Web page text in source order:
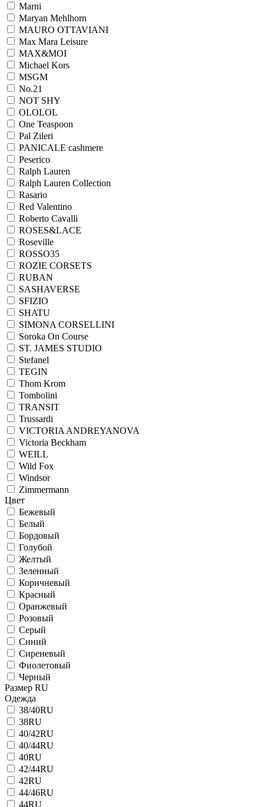
Marni
Maryan Mehlhorn
MAURO OTTAVIANI
Max Mara Leisure
MAX&MOI
Michael Kors
MSGM
No.21
NOT SHY
OLOLOL
One Teaspoon
Pal Zileri
PANICALE cashmere
Peserico
Ralph Lauren
Ralph Lаuren Collection
Rasario
Red Valentino
Roberto Cavalli
ROSES&LACE
Roseville
ROSSO35
ROZIE CORSETS
RUBAN
SASHAVERSE
SFIZIO
SHATU
SIMONA CORSELLINI
Soroka On Course
ST. JAMES STUDIO
Stefanel
TEGIN
Thom Krom
Tombolini
TRANSIT
Trussardi
VICTORIA ANDREYANOVA
Victoria Beckham
WEILL
Wild Fox
Windsor
Zimmermann
Цвет
Бежевый
Белый
Бордовый
Голубой
Желтый
Зеленный
Коричневый
Красный
Оранжевый
Розовый
Серый
Синий
Сиреневый
Фиолетовый
Черный
Размер RU
Одежда
38/40RU
38RU
40/42RU
40/44RU
40RU
42/44RU
42RU
44/46RU
44RU